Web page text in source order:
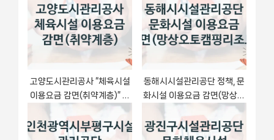
s
t
고양도시관리공사 “체육시설
이용요금 감면(취약계층)” 지
원사업 대상자 선정 기준 및 서
류 준비
동해시시설관리공단 정책, 문
화시설 이용요금 감면(망상오
토캠핑리조트), 신청 방법과
구비 서류